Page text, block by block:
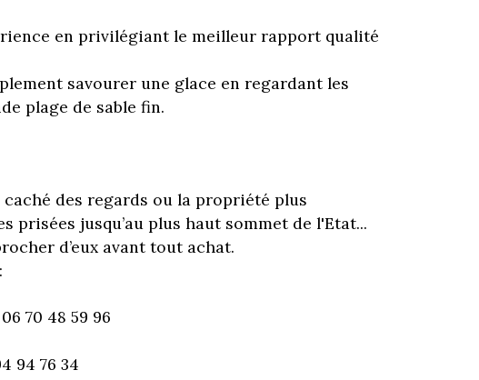
en privilégiant le meilleur rapport qualité
savourer une glace en regardant les
plage de sable fin.
des regards ou la propriété plus
jusqu’au plus haut sommet de l'Etat...
d’eux avant tout achat.
70 48 59 96
94 76 34